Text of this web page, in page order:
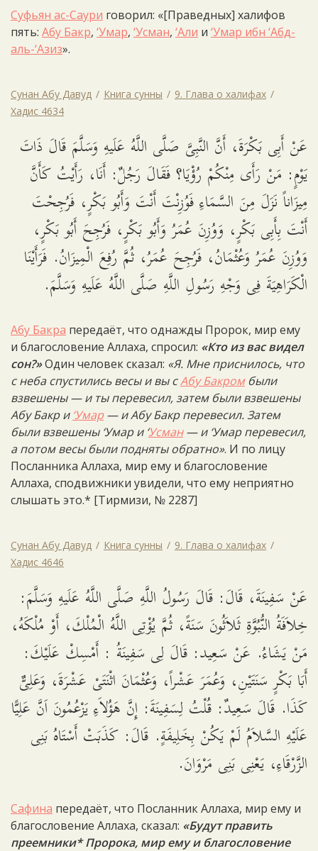
Суфьян ас-Саури говорил: «[Праведных] халифов
пять: Абу Бакр, ‘Умар, ‘Усман, ‘Али и ‘Умар ибн ‘Абд-
аль-‘Азиз».
Сунан Абу Давуд Книга сунны
9. Глава о халифах
Хадис 4634
عَنْ أَبِى بَكْرَةَ، أَنَّ النَّبِىَّ صَلَّى اللَّهُ عَلَيهِ وَسَلَّمَ قَالَ ذَاتَ
يَوْمٍ: مَنْ رَأَى مِنْكُمْ رُؤْيَا؟ فَقَالَ رَجُلٌ: أَنَا، رَأَيْتُ كَأَنَّ
مِيزَاناً نَزَلَ مِنَ السَّمَاءِ فَوُزِنْتَ أَنْتَ وَأَبُو بَكْرٍ، فَرُجِحْتَ
أَنْتَ بِأَبِى بَكْرٍ، وَوُزِنَ عُمَرُ وَأَبُو بَكْرٍ، فَرُجِحَ أَبُو بَكْرٍ،
وَوُزِنَ عُمَرُ وَعُثْمَانُ، فَرُجِحَ عُمَرُ، ثُمَّ رُفِعَ الْمِيزَانُ. فَرَأَيْنَا
الْكَرَاهِيَةَ فِى وَجْهِ رَسُولِ اللَّهِ صَلَّى اللَّهُ عَلَيهِ وَسَلَّمَ.
Абу Бакра передаёт, что однажды Пророк, мир ему
и благословение Аллаха, спросил: «Кто из вас видел
сон?»Один человек сказал: «Я. Мне приснилось, что
с неба спустились весы и вы сАбу Бакромбыли
взвешены — и ты перевесил, затем были взвешены
Абу Бакр и ‘Умар — и Абу Бакр перевесил. Затем
были взвешены ‘Умар и ‘Усман— и ‘Умар перевесил,
а потом весы были подняты обратно». И по лицу
Посланника Аллаха, мир ему и благословение
Аллаха, сподвижники увидели, что ему неприятно
слышать это.* [Тирмизи, № 2287]
Сунан Абу Давуд Книга сунны
9. Глава о халифах
Хадис 4646
عَنْ سَفِينَةَ، قَالَ: قَالَ رَسُولُ اللَّهِ صَلَّى اللَّهُ عَلَيهِ وَسَلَّمَ:
خِلاَفَةُ النُّبُوَّةِ ثَلاَثُونَ سَنَةً، ثُمَّ يُؤْتِى اللَّهُ الْمُلْكَ، أَوْ مُلْكَهُ،
مَنْ يَشَاءُ. عَنْ سَعِيد: قَالَ لِى سَفِينَةُ : أَمْسِكْ عَلَيْكَ:
أَبَا بَكْرٍ سَنَتَيْنِ، وَعُمَرَ عَشْراً، وَعُثْمَانَ اثْنَتَىْ عَشْرَةَ، وَعَلِىٌّ
كَذَا. قَالَ سَعِيدٌ: قُلْتُ لِسَفِينَةَ: إِنَّ هَؤُلاَءِ يَزْعُمُونَ اَنَّ عَلِيًّا
عَلَيْهِ السَّلاَمُ لَمْ يَكُنْ بِخَلِيفَةٍ. قَالَ: كَذَبَتْ أَسْتَاهُ بَنِى
الزَّرْقَاءِ، يَعْنِى بَنِى مَرْوَانَ.
Сафина передаёт, что Посланник Аллаха, мир ему и
благословение Аллаха, сказал: «Будут править
преемники* Пророка, мир ему и благословение